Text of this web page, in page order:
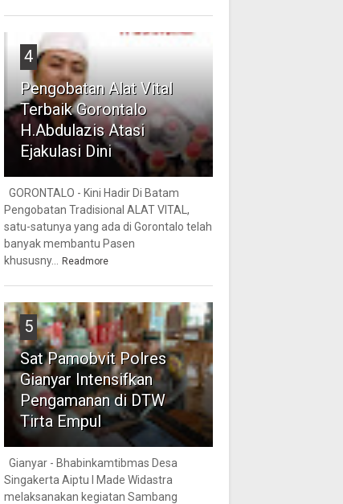
4
Pengobatan Alat Vital
Terbaik Gorontalo
H.Abdulazis Atasi
Ejakulasi Dini
GORONTALO - Kini Hadir Di Batam
Pengobatan Tradisional ALAT VITAL,
satu-satunya yang ada di Gorontalo telah
banyak membantu Pasen
khususny... Readmore
5
Sat Pamobvit Polres
Gianyar Intensifkan
Pengamanan di DTW
Tirta Empul
Gianyar - Bhabinkamtibmas Desa
Singakerta Aiptu I Made Widastra
melaksanakan kegiatan Sambang